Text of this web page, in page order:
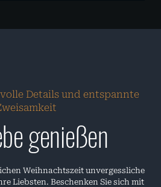
Details und entspannte
genießen
Weihnachtszeit unvergessliche
Liebsten. Beschenken Sie sich mit